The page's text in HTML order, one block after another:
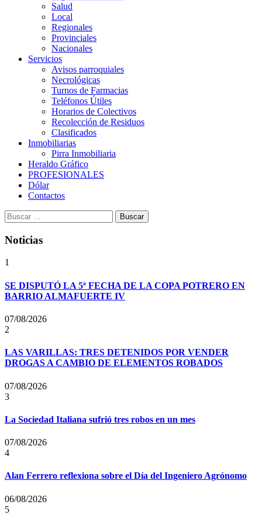
Salud
Local
Regionales
Provinciales
Nacionales
Servicios
Avisos parroquiales
Necrológicas
Turnos de Farmacias
Teléfonos Útiles
Horarios de Colectivos
Recolección de Residuos
Clasificados
Inmobiliarias
Pirra Inmobiliaria
Heraldo Gráfico
PROFESIONALES
Dólar
Contactos
Buscar:
Noticias
1
SE DISPUTÓ LA 5ª FECHA DE LA COPA POTRERO EN
BARRIO ALMAFUERTE IV
07/08/2026
2
LAS VARILLAS: TRES DETENIDOS POR VENDER
DROGAS A CAMBIO DE ELEMENTOS ROBADOS
07/08/2026
3
La Sociedad Italiana sufrió tres robos en un mes
07/08/2026
4
Alan Ferrero reflexiona sobre el Día del Ingeniero Agrónomo
06/08/2026
5